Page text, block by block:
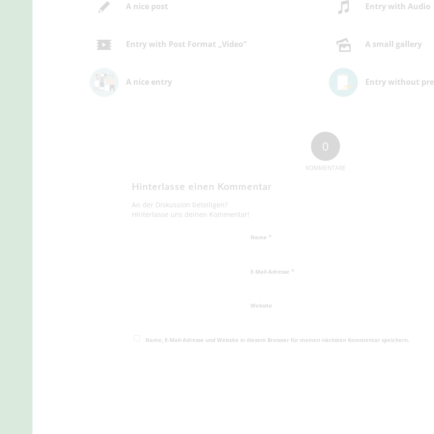
A nice post Entry with Audio
Entry with Post Format „Video“ A small gallery
A nice entry Entry without
0
KOMMENTARE
Hinterlasse einen Kommentar
An der Diskussion beteiligen?
Hinterlasse uns deinen Kommentar!
Name *
E-Mail-Adresse *
Website
Name, E-Mail-Adresse und Website in diesem Browser für meinen nächsten Kommentar speichern.